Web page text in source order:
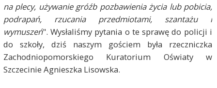
na plecy, używanie gróźb pozbawienia życia lub pobicia,
podrapań, rzucania przedmiotami, szantażu i
wymuszeń". Wysłaliśmy pytania o te sprawę do policji i
do szkoły, dziś naszym gościem była rzeczniczka
Zachodniopomorskiego Kuratorium Oświaty w
Szczecinie Agnieszka Lisowska.